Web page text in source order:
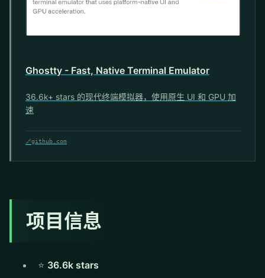
Ghostty - Fast, Native Terminal Emulator
36.6k+ stars 的现代终端模拟器，使用原生 UI 和 GPU 加
速
🔗github.com
项目信息
⭐ 36.6k stars